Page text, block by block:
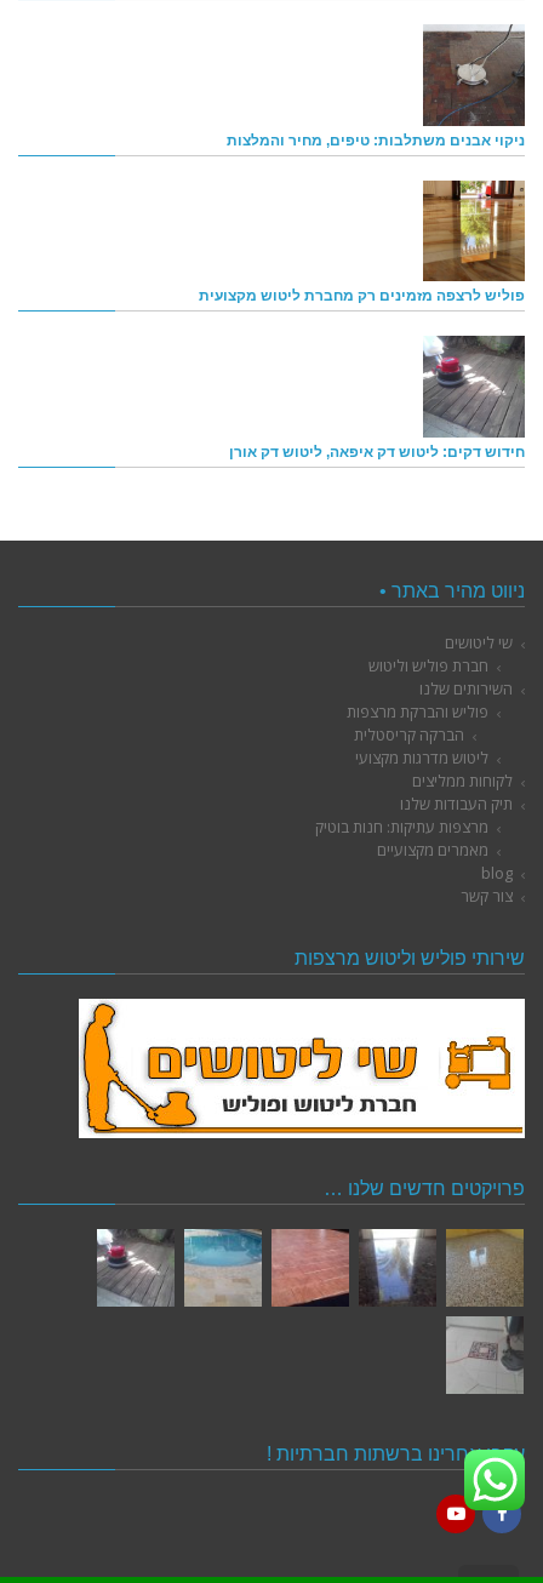
ניקוי אבנים משתלבות: טיפים, מחיר והמלצות
פוליש לרצפה מזמינים רק מחברת ליטוש מקצועית
חידוש דקים: ליטוש דק איפאה, ליטוש דק אורן
ניווט מהיר באתר •
שי ליטושים
חברת פוליש וליטוש
השירותים שלנו
פוליש והברקת מרצפות
הברקה קריסטלית
ליטוש מדרגות מקצועי
לקוחות ממליצים
תיק העבודות שלנו
מרצפות עתיקות: חנות בוטיק
מאמרים מקצועיים
blog
צור קשר
שירותי פוליש וליטוש מרצפות
פרויקטים חדשים שלנו …
עקבו אחרינו ברשתות חברתיות !